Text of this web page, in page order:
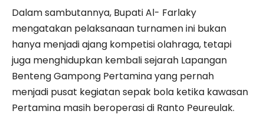
Dalam sambutannya, Bupati Al- Farlaky
mengatakan pelaksanaan turnamen ini bukan
hanya menjadi ajang kompetisi olahraga, tetapi
juga menghidupkan kembali sejarah Lapangan
Benteng Gampong Pertamina yang pernah
menjadi pusat kegiatan sepak bola ketika kawasan
Pertamina masih beroperasi di Ranto Peureulak.